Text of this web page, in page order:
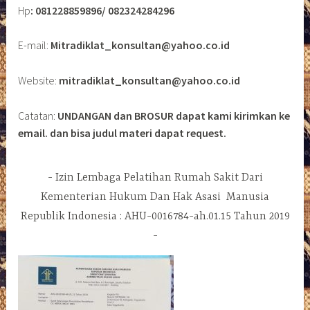
Hp: 081228859896/ 082324284296
E-mail: Mitradiklat_konsultan@yahoo.co.id
Website: mitradiklat_konsultan@yahoo.co.id
Catatan: UNDANGAN dan BROSUR dapat kami kirimkan ke
email. dan bisa judul materi dapat request.
Izin Lembaga Pelatihan Rumah Sakit Dari
Kementerian Hukum Dan Hak Asasi Manusia
Republik Indonesia : AHU-0016784-ah.01.15 Tahun 2019